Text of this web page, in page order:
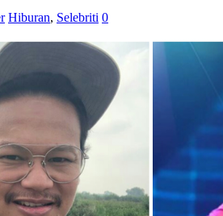
Hiburan, Selebriti 0